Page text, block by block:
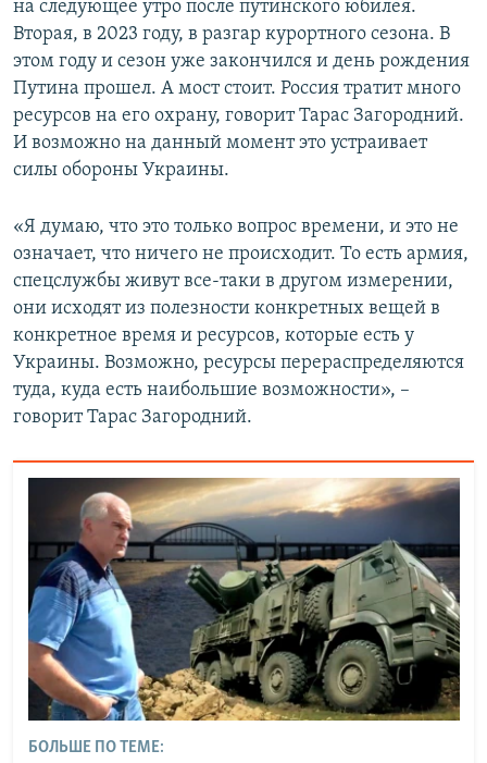
на следующее утро после путинского юбилея.
Вторая, в 2023 году, в разгар курортного сезона. В
этом году и сезон уже закончился и день рождения
Путина прошел. А мост стоит. Россия тратит много
ресурсов на его охрану, говорит Тарас Загородний.
И возможно на данный момент это устраивает
силы обороны Украины.
«Я думаю, что это только вопрос времени, и это не
означает, что ничего не происходит. То есть армия,
спецслужбы живут все-таки в другом измерении,
они исходят из полезности конкретных вещей в
конкретное время и ресурсов, которые есть у
Украины. Возможно, ресурсы перераспределяются
туда, куда есть наибольшие возможности», –
говорит Тарас Загородний.
БОЛЬШЕ ПО ТЕМЕ: